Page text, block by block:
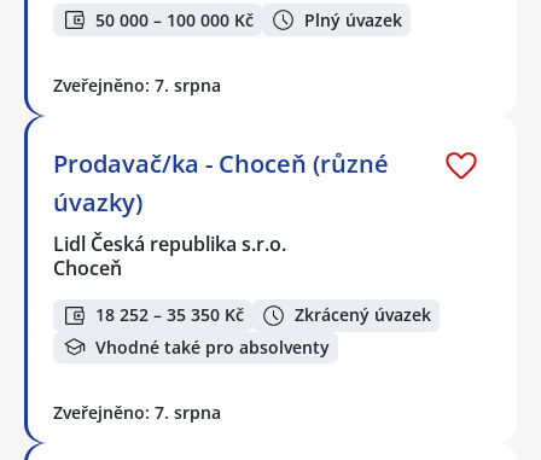
50 000 – 100 000 Kč Plný úvazek
Zveřejněno: 7. srpna
Prodavač/ka - Choceň (různé
úvazky)
Lidl Česká republika s.r.o.
Choceň
18 252 – 35 350 Kč
Zkrácený úvazek
Vhodné také pro absolventy
Zveřejněno: 7. srpna